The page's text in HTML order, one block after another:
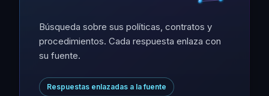
Búsqueda sobre sus políticas, contratos y
procedimientos. Cada respuesta enlaza con
su fuente.
Respuestas enlazadas a la fuente